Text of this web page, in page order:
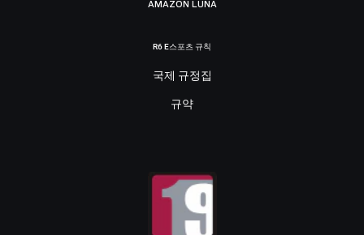
AMAZON LUNA
R6 E스포츠 규칙
국제 규정집
규약